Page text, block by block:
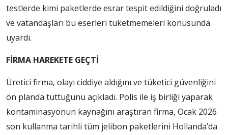
testlerde kimi paketlerde esrar tespit edildiğini doğruladı
ve vatandaşları bu eserleri tüketmemeleri konusunda
uyardı.
FİRMA HAREKETE GEÇTİ
Üretici firma, olayı ciddiye aldığını ve tüketici güvenliğini
ön planda tuttuğunu açıkladı. Polis ile iş birliği yaparak
kontaminasyonun kaynağını araştıran firma, Ocak 2026
son kullanma tarihli tüm jelibon paketlerini Hollanda’da